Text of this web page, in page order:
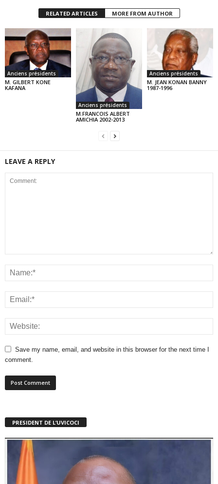
RELATED ARTICLES MORE FROM AUTHOR
Anciens présidents
M. GILBERT KONE
KAFANA
Anciens présidents
M.FRANCOIS ALBERT
AMICHIA 2002-2013
Anciens présidents
M. JEAN KONAN BANNY
1987-1996
LEAVE A REPLY
Save my name, email, and website in this browser for the next time I
comment.
PRESIDENT DE L’UVICOCI